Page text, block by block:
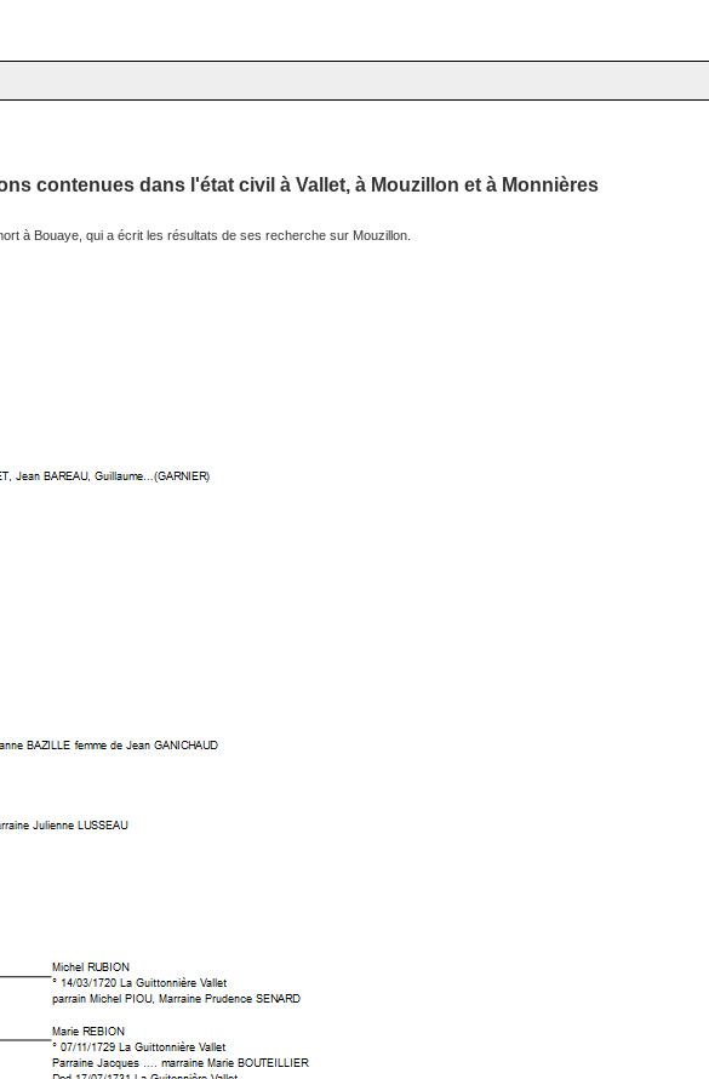
contenues dans l'état civil à Vallet, à Mouzillon et à Monnières
à Bouaye, qui a écrit les résultats de ses recherche sur Mouzillon.